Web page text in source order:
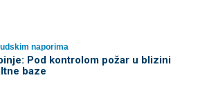
naporima
Pod kontrolom požar u blizini
baze